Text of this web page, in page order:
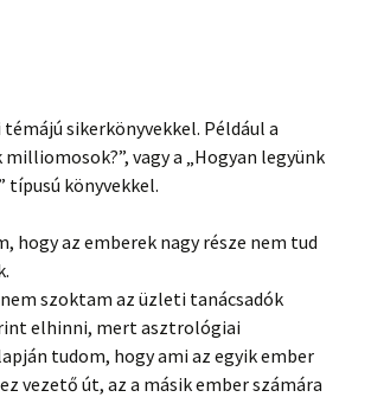
sikerkönyvekkel. Például a
milliomosok?”, vagy a „Hogyan legyünk
típusú könyvekkel.
hogy az emberek nagy része nem tud
szoktam az üzleti tanácsadók
elhinni, mert asztrológiai
tudom, hogy ami az egyik ember
vezető út, az a másik ember számára